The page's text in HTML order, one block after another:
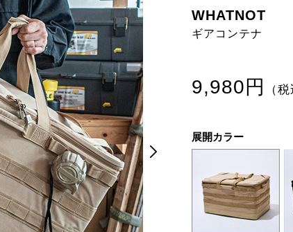
WHATNOT
ギアコンテナ
9,980円 （税
展開カラー